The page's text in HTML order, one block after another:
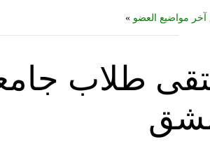
مواضيع العضو »
طلاب